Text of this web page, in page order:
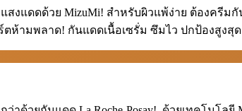
งแดดด้วย MizuMi! สำหรับผิวแพ้ง่าย ต้องครีม
ห้ามพลาด! กันแดดเนื้อเซรั่ม ซึมไว ปกป้องสูง